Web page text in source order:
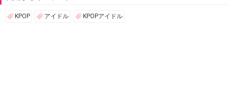
KPOP アイドル KPOPアイドル